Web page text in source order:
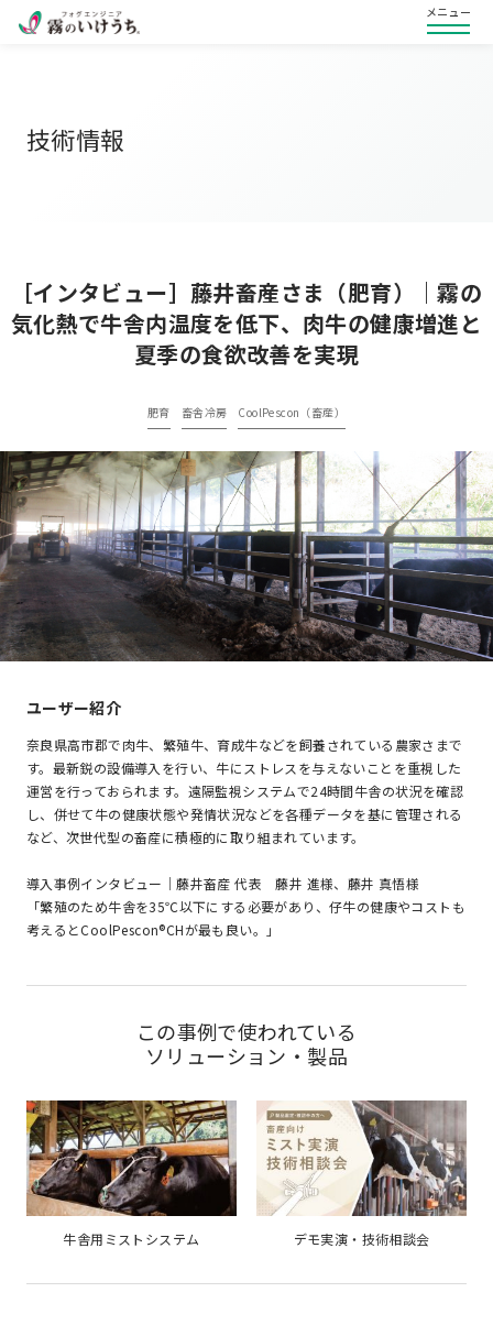
メニュー
技術情報
［インタビュー］藤井畜産さま（肥育）｜霧の
気化熱で牛舎内温度を低下、肉牛の健康増進と
夏季の食欲改善を実現
肥育 畜舎冷房 CoolPescon（畜産）
ユーザー紹介
奈良県高市郡で肉牛、繁殖牛、育成牛などを飼養されている農家さまで
す。最新鋭の設備導入を行い、牛にストレスを与えないことを重視した
運営を行っておられます。遠隔監視システムで24時間牛舎の状況を確認
し、併せて牛の健康状態や発情状況などを各種データを基に管理される
など、次世代型の畜産に積極的に取り組まれています。
導入事例インタビュー｜藤井畜産 代表 藤井 進様、藤井 真悟様
「繁殖のため牛舎を35℃以下にする必要があり、仔牛の健康やコストも
考えるとCoolPescon®CHが最も良い。」
この事例で使われている
ソリューション・製品
牛舎用ミストシステム デモ実演・技術相談会